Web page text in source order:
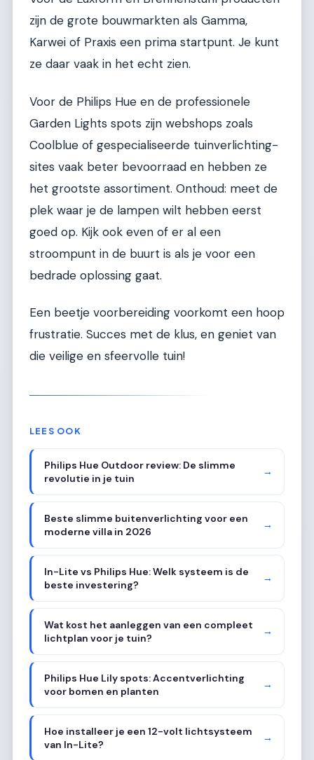
zijn de grote bouwmarkten als Gamma,
Karwei of Praxis een prima startpunt. Je kunt
ze daar vaak in het echt zien.
Voor de Philips Hue en de professionele
Garden Lights spots zijn webshops zoals
Coolblue of gespecialiseerde tuinverlichting-
sites vaak beter bevoorraad en hebben ze
het grootste assortiment. Onthoud: meet de
plek waar je de lampen wilt hebben eerst
goed op. Kijk ook even of er al een
stroompunt in de buurt is als je voor een
bedrade oplossing gaat.
Een beetje voorbereiding voorkomt een hoop
frustratie. Succes met de klus, en geniet van
die veilige en sfeervolle tuin!
LEES OOK
Philips Hue Outdoor review: De slimme
revolutie in je tuin
→
Beste slimme buitenverlichting voor een
moderne villa in 2026
→
In-Lite vs Philips Hue: Welk systeem is de
beste investering?
→
Wat kost het aanleggen van een compleet
lichtplan voor je tuin?
→
Philips Hue Lily spots: Accentverlichting
voor bomen en planten
→
Hoe installeer je een 12-volt lichtsysteem
van In-Lite?
→